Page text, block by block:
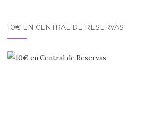
10€ EN CENTRAL DE RESERVAS